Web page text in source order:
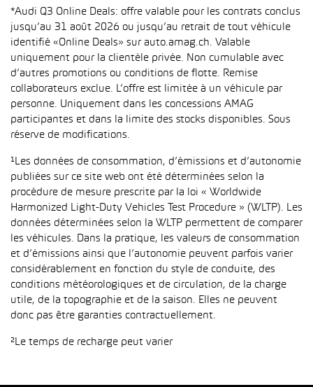
*Audi Q3 Online Deals: offre valable pour les contrats conclus
jusqu’au 31 août 2026 ou jusqu’au retrait de tout véhicule
identifié «Online Deals» sur auto.amag.ch. Valable
uniquement pour la clientèle privée. Non cumulable avec
d’autres promotions ou conditions de flotte. Remise
collaborateurs exclue. L’offre est limitée à un véhicule par
personne. Uniquement dans les concessions AMAG
participantes et dans la limite des stocks disponibles. Sous
réserve de modifications.
¹Les données de consommation, d’émissions et d’autonomie
publiées sur ce site web ont été déterminées selon la
procédure de mesure prescrite par la loi « Worldwide
Harmonized Light-Duty Vehicles Test Procedure » (WLTP). Les
données déterminées selon la WLTP permettent de comparer
les véhicules. Dans la pratique, les valeurs de consommation
et d’émissions ainsi que l’autonomie peuvent parfois varier
considérablement en fonction du style de conduite, des
conditions météorologiques et de circulation, de la charge
utile, de la topographie et de la saison. Elles ne peuvent
donc pas être garanties contractuellement.
²Le temps de recharge peut varier